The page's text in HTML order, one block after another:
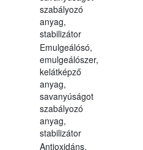
szabályozó
anyag,
stabilizátor
Emulgeálósó,
emulgeálószer,
kelátképző
anyag,
savanyúságot
szabályozó
anyag,
stabilizátor
Antioxidáns,